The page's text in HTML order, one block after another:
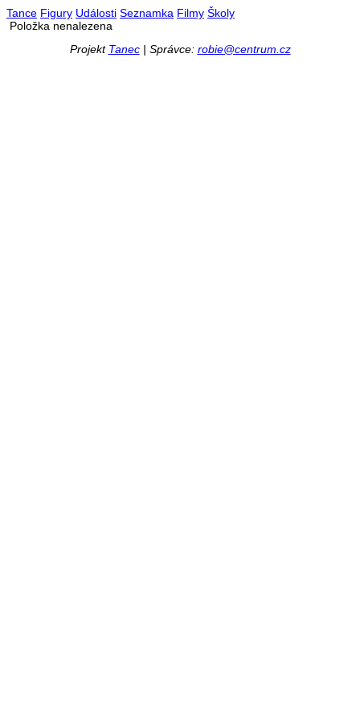
Tance Figury Události Seznamka Filmy Školy
Položka nenalezena
Projekt Tanec| Správce: robie@centrum.cz